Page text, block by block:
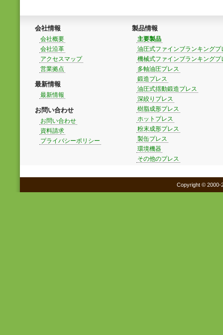
会社情報
会社概要
会社沿革
アクセスマップ
営業拠点
最新情報
最新情報
お問い合わせ
お問い合わせ
資料請求
プライバシーポリシー
製品情報
主要製品
油圧式ファインブランキングプ
機械式ファインブランキングプ
多軸油圧プレス
鍛造プレス
油圧式揺動鍛造プレス
深絞りプレス
樹脂成形プレス
ホットプレス
粉末成形プレス
製缶プレス
環境機器
その他のプレス
Copyright © 2000-